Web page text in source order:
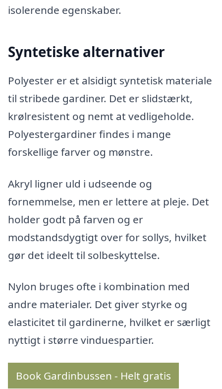
isolerende egenskaber.
Syntetiske alternativer
Polyester er et alsidigt syntetisk materiale
til stribede gardiner. Det er slidstærkt,
krølresistent og nemt at vedligeholde.
Polyestergardiner findes i mange
forskellige farver og mønstre.
Akryl ligner uld i udseende og
fornemmelse, men er lettere at pleje. Det
holder godt på farven og er
modstandsdygtigt over for sollys, hvilket
gør det ideelt til solbeskyttelse.
Nylon bruges ofte i kombination med
andre materialer. Det giver styrke og
elasticitet til gardinerne, hvilket er særligt
nyttigt i større vinduespartier.
Book Gardinbussen - Helt gratis